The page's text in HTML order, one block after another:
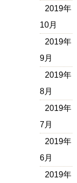
2019年
10月
2019年
9月
2019年
8月
2019年
7月
2019年
6月
2019年